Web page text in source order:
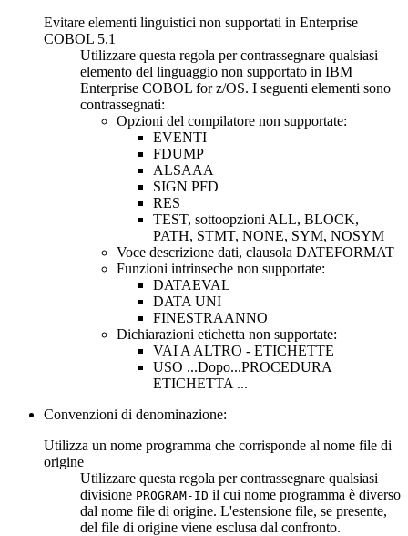
Evitare elementi linguistici non supportati in Enterprise
COBOL 5.1
Utilizzare questa regola per contrassegnare qualsiasi
elemento del linguaggio non supportato in IBM
Enterprise COBOL for z/OS. I seguenti elementi sono
contrassegnati:
Opzioni del compilatore non supportate:
EVENTI
FDUMP
ALSAAA
SIGN PFD
RES
TEST, sottoopzioni ALL, BLOCK,
PATH, STMT, NONE, SYM, NOSYM
Voce descrizione dati, clausola DATEFORMAT
Funzioni intrinseche non supportate:
DATAEVAL
DATA UNI
FINESTRAANNO
Dichiarazioni etichetta non supportate:
VAI A ALTRO - ETICHETTE
USO ...Dopo...PROCEDURA
ETICHETTA ...
Convenzioni di denominazione:
Utilizza un nome programma che corrisponde al nome file di
origine
Utilizzare questa regola per contrassegnare qualsiasi
divisione PROGRAM-ID il cui nome programma è diverso
dal nome file di origine. L'estensione file, se presente,
del file di origine viene esclusa dal confronto.